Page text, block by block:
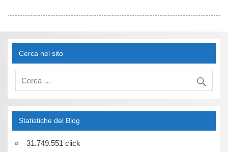
Cerca nel sito
Statistiche del Blog
31.749.551 click